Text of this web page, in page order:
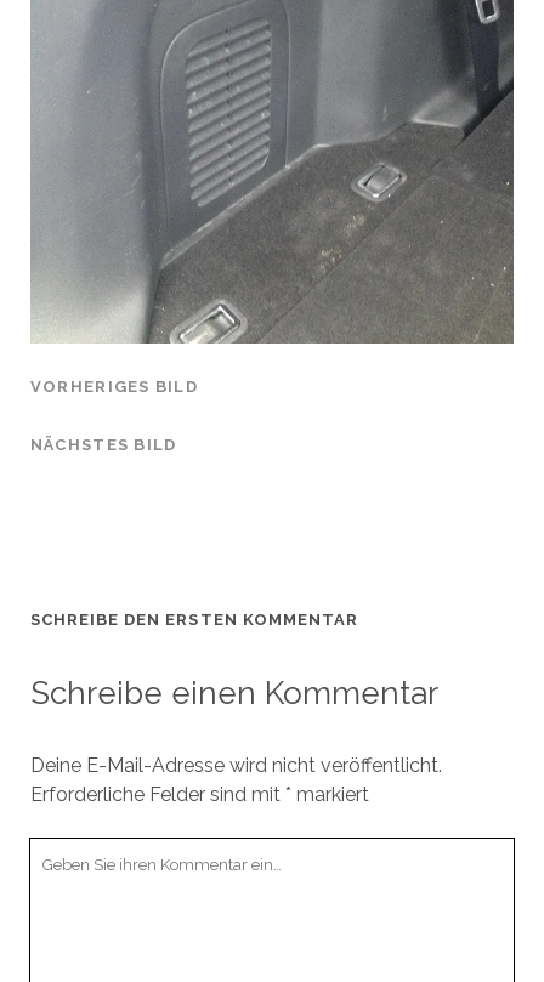
VORHERIGES BILD
NÄCHSTES BILD
SCHREIBE DEN ERSTEN KOMMENTAR
Schreibe einen Kommentar
Deine E-Mail-Adresse wird nicht veröffentlicht.
Erforderliche Felder sind mit * markiert